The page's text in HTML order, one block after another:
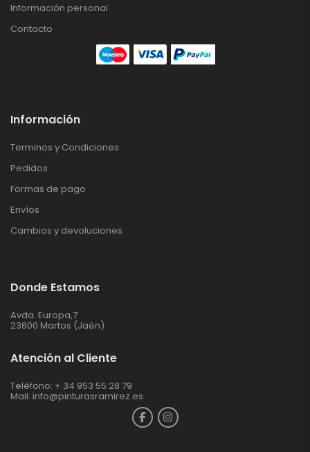
Información personal
Contacto
Información
Terminos y Condiciones
Pedidos
Formas de pago
Envíos
Cambios y devoluciones
Donde Estamos
Avda. Europa,7
23600 Martos (Jaén)
Atención al Cliente
Teléfono: + 34 953 55 28 79
Mail: info@pinturasramirez.es